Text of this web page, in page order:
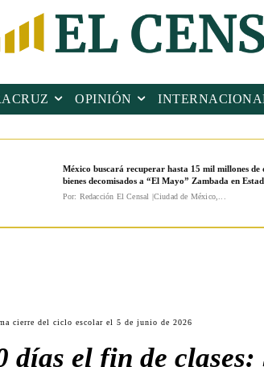
OPINIÓN
México buscará recuperar hasta 15 mil millones de
bienes decomisados a “El Mayo” Zambada en
Por: Redacción El Censal |Ciudad de México,...
cierre del ciclo escolar el 5 de junio de 2026
días el fin de